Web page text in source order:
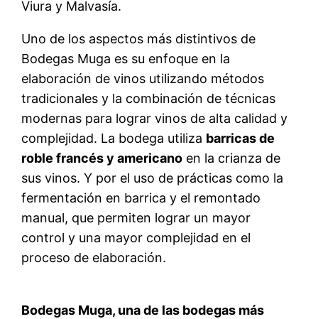
Viura y Malvasía.
Uno de los aspectos más distintivos de
Bodegas Muga es su enfoque en la
elaboración de vinos utilizando métodos
tradicionales y la combinación de técnicas
modernas para lograr vinos de alta calidad y
complejidad. La bodega utiliza barricas de
roble francés y americano en la crianza de
sus vinos. Y por el uso de prácticas como la
fermentación en barrica y el remontado
manual, que permiten lograr un mayor
control y una mayor complejidad en el
proceso de elaboración.
Bodegas Muga, una de las bodegas más